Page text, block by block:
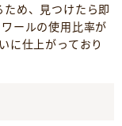
め、見つけたら即
ールの使用比率が
に仕上がっており